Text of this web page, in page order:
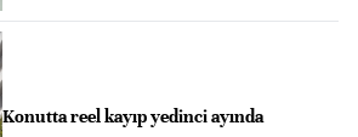
Konutta reel kayıp yedinci ayında